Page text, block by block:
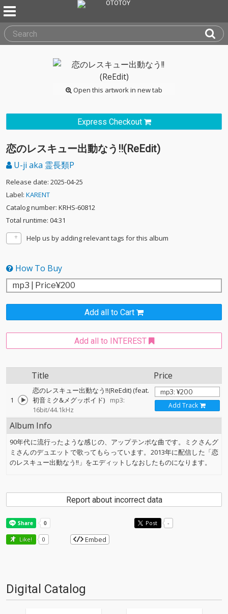
Open this artwork in new tab
Express Checkout
恋のレスキュー出動なう!!(ReEdit)
U-ji aka 霊長類P
Release date: 2025-04-25
Label: KARENT
Catalog number: KRHS-60812
Total runtime: 04:31
Help us by adding relevant tags for this album
How To Buy
Add all to Cart
Add all to INTEREST
Title Price
1
恋のレスキュー出動なう!!(ReEdit) (feat.
初音ミク&メグッポイド)
mp3:
16bit/44.1kHz
Add Track
Album Info
90年代に流行ったような感じの、アップテンポな曲です。ミクさんグ
ミさんのデュエットで歌ってもらっています。2013年に配信した「恋
のレスキュー出動なう!!」をエディットしなおしたものになります。
Report about incorrect data
Post -
Like! 0 Embed
Digital Catalog